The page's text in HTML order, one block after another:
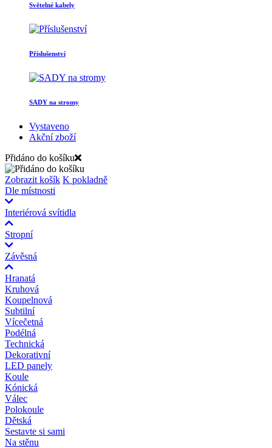
Světelné kabely
Příslušenství
SADY na stromy
Vystaveno
Akční zboží
Přidáno do košíku
Zobrazit košík K pokladně
Dle místnosti
Interiérová svítidla
Stropní
Závěsná
Hranatá
Kruhová
Koupelnová
Subtilní
Vícečetná
Podélná
Technická
Dekorativní
LED panely
Koule
Kónická
Válec
Polokoule
Dětská
Sestavte si sami
Na stěnu